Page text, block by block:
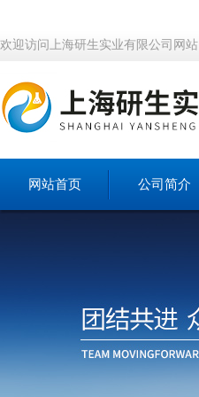
欢迎访问上海研生实业有限公司网站
网站首页 公司简介